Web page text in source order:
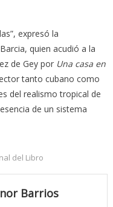
expresó la
quien acudió a la
de Gey por Una casa en
tanto cubano como
del realismo tropical de
de un sistema
del Libro
Barrios